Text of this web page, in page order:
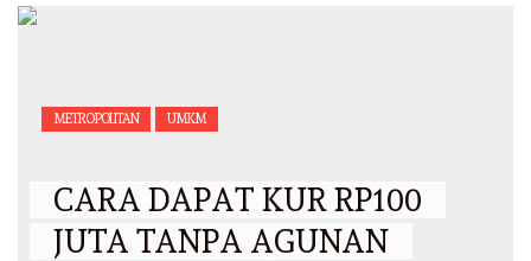
METROPOLITAN UMKM
CARA DAPAT KUR RP100
JUTA TANPA AGUNAN